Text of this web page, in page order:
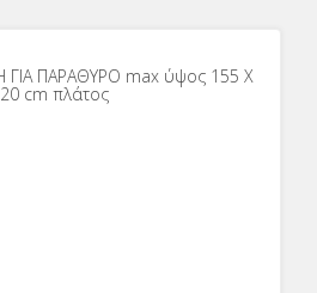
ΓΙΑ ΠΑΡΑΘΥΡΟ max ύψος 155 Χ
cm πλάτος